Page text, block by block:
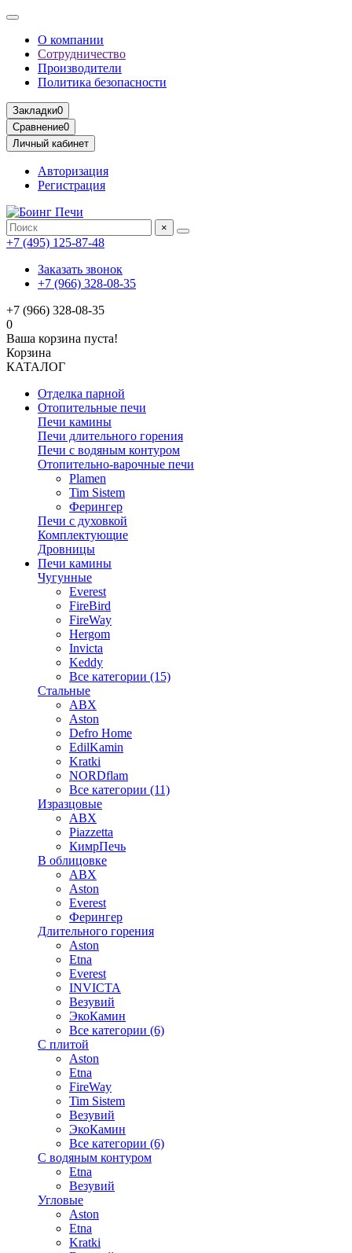
О компании
Сотрудничество
Производители
Политика безопасности
Закладки0
Сравнение0
Личный кабинет
Авторизация
Регистрация
×
+7 (495) 125-87-48
Заказать звонок
+7 (966) 328-08-35
+7 (966) 328-08-35
0
Ваша корзина пуста!
Корзина
КАТАЛОГ
Отделка парной
Отопительные печи
Печи камины
Печи длительного горения
Печи с водяным контуром
Отопительно-варочные печи
Plamen
Tim Sistem
Ферингер
Печи с духовкой
Комплектующие
Дровницы
Печи камины
Чугунные
Everest
FireBird
FireWay
Hergom
Invicta
Keddy
Все категории (15)
Стальные
ABX
Aston
Defro Home
EdilKamin
Kratki
NORDflam
Все категории (11)
Изразцовые
ABX
Piazzetta
КимрПечь
В облицовке
ABX
Aston
Everest
Ферингер
Длительного горения
Aston
Etna
Everest
INVICTA
Везувий
ЭкоКамин
Все категории (6)
С плитой
Aston
Etna
FireWay
Tim Sistem
Везувий
ЭкоКамин
Все категории (6)
С водяным контуром
Etna
Везувий
Угловые
Aston
Etna
Kratki